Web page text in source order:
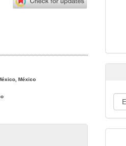
México
r
t